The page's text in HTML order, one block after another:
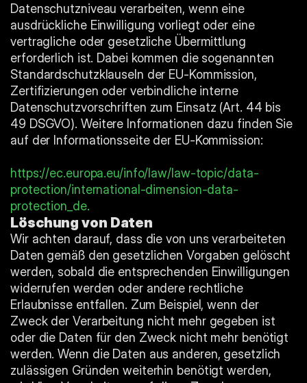
Datenschutzniveau verarbeiten, wenn eine
ausdrückliche Einwilligung vorliegt oder eine
vertragliche oder gesetzliche Übermittlung
erforderlich ist. Dabei kommen die sogenannten
Standardschutzklauseln der EU-Kommission,
Zertifizierungen oder verbindliche interne
Datenschutzvorschriften zum Einsatz (Art. 44 bis
49 DSGVO). Weitere Informationen dazu finden Sie
auf der Informationsseite der EU-Kommission:
https://ec.europa.eu/info/law/law-topic/data-
protection/international-dimension-data-
protection_de.
Löschung von Daten
Wir achten darauf, dass die von uns verarbeiteten
Daten gemäß den gesetzlichen Vorgaben gelöscht
werden, sobald die entsprechenden Einwilligungen
widerrufen werden oder andere rechtliche
Erlaubnisse entfallen. Zum Beispiel, wenn der
Zweck der Verarbeitung nicht mehr gegeben ist
oder die Daten für den Zweck nicht mehr benötigt
werden. Wenn die Daten aus anderen, gesetzlich
zulässigen Gründen weiterhin benötigt werden,